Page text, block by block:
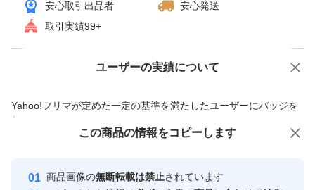
安心取引出品者
安心発送
取引実績99+
ユーザーの実績について
Yahoo!フリマが定めた一定の基準を満たしたユーザーにバッジを
付与しています
安心取引出品者
心・安全なユーザーです
価格の相談 商品への質問
この商品の情報をコピーします
商品画像の無断転載は禁止されています
この商品をみている人にオススメ